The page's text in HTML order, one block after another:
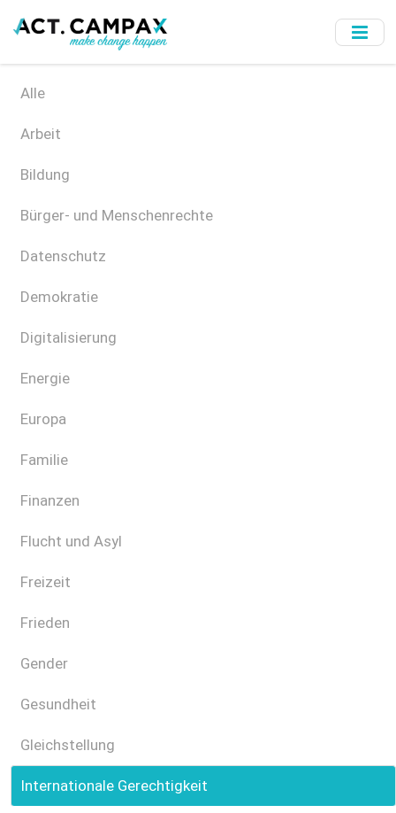
to
Alle
Arbeit
Bildung
Bürger- und Menschenrechte
Datenschutz
Demokratie
Digitalisierung
Energie
Europa
Familie
Finanzen
Flucht und Asyl
Freizeit
Frieden
Gender
Gesundheit
Gleichstellung
Internationale Gerechtigkeit